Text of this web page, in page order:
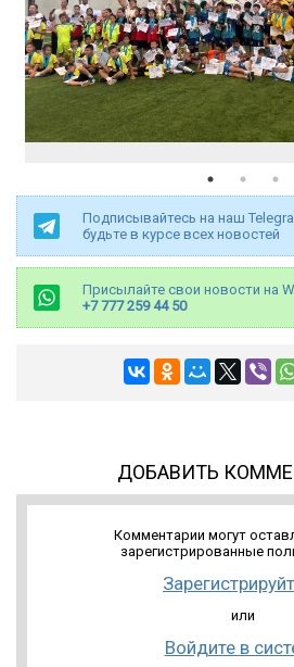
Подписывайтесь на наш
будьте в курсе всех новостей
Присылайте свои новости на
+7 777 259 44 50
ДОБАВИТЬ
Комментарии могут
зарегистрированные
или
Войдите в